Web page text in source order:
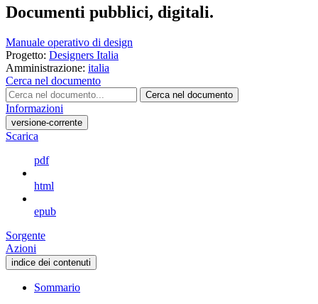
Documenti pubblici, digitali.
Manuale operativo di design
Progetto: Designers Italia
Amministrazione: italia
Cerca nel documento
Cerca nel documento
Informazioni
versione-corrente
Scarica
pdf
html
epub
Sorgente
Azioni
indice dei contenuti
Sommario